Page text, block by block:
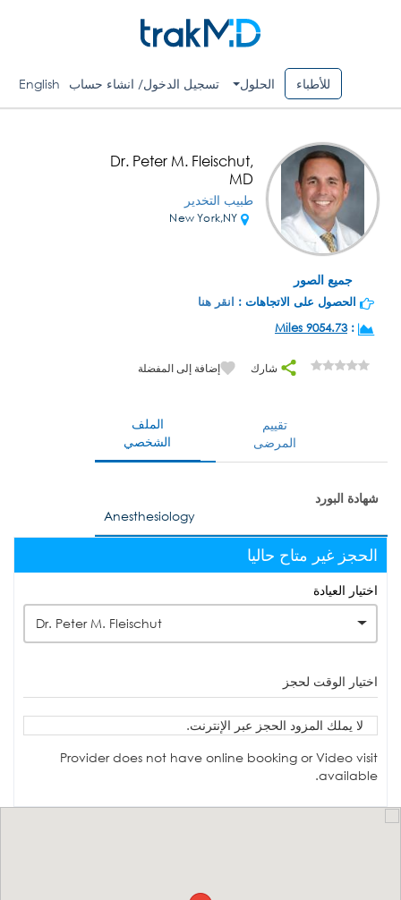
للأطباء الحلول تسجيل الدخول/ انشاء حساب English
جميع الصور
Dr. Peter M. Fleischut,
MD
طبيب التخدير
الحصول على الاتجاهات : انقر هنا
:
9054.73 Miles
شارك إضافة إلى المفضلة
الملف
الشخصي
تقييم
المرضى
شهادة البورد
Anesthesiology
الحجز غير متاح حاليا
اختيار العيادة
Dr. Peter M. Fleischut
اختيار الوقت لحجز
لا يملك المزود الحجز عبر الإنترنت.
Provider does not have online booking or Video visit
available.